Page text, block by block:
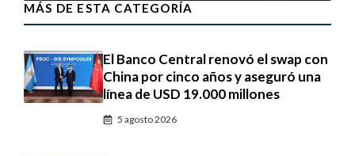
MÁS DE ESTA CATEGORÍA
El Banco Central renovó el swap con
China por cinco años y aseguró una
línea de USD 19.000 millones
5 agosto 2026